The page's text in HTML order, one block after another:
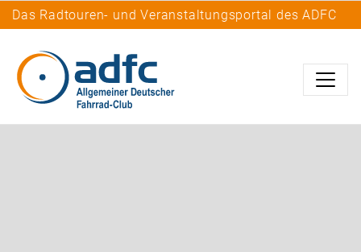
Das Radtouren- und Veranstaltungsportal des ADFC